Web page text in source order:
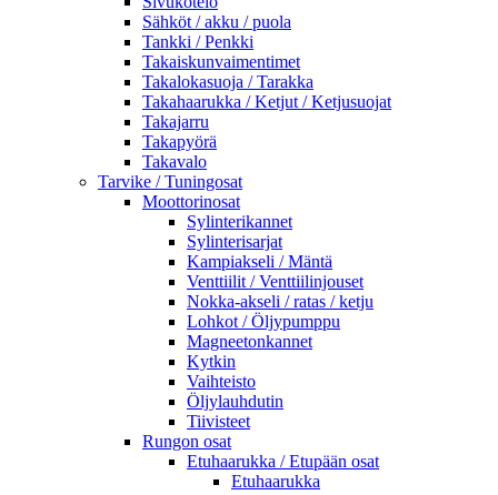
Sähköt / akku / puola
Tankki / Penkki
Takaiskunvaimentimet
Takalokasuoja / Tarakka
Takahaarukka / Ketjut / Ketjusuojat
Takajarru
Takapyörä
Takavalo
Tarvike / Tuningosat
Moottorinosat
Sylinterikannet
Sylinterisarjat
Kampiakseli / Mäntä
Venttiilit / Venttiilinjouset
Nokka-akseli / ratas / ketju
Lohkot / Öljypumppu
Magneetonkannet
Kytkin
Vaihteisto
Öljylauhdutin
Tiivisteet
Rungon osat
Etuhaarukka / Etupään osat
Etuhaarukka